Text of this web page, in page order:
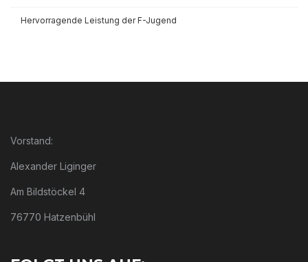
Hervorragende Leistung der F-Jugend
Vorstand:
Alexander Liginger
Am Bildstöckel 4
76770 Hatzenbühl